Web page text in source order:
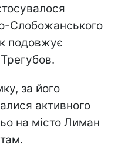
Слобожанського
подовжує
за його
активного
на місто Лиман